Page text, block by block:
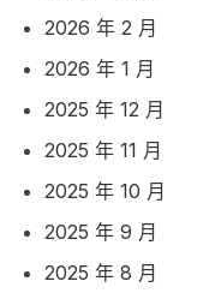
2026 年 2 月
2026 年 1 月
2025 年 12 月
2025 年 11 月
2025 年 10 月
2025 年 9 月
2025 年 8 月